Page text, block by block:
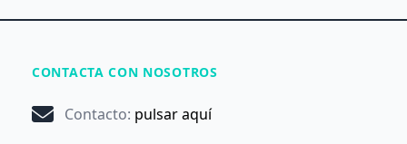
CONTACTA CON NOSOTROS
Contacto: pulsar aquí